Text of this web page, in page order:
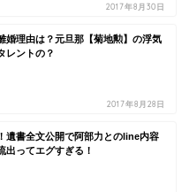
2017年8月30日
婚理由は？元旦那【菊地勲】の浮気
レントの？
2017年8月28日
遺書全文公開で阿部力とのline内容
出ってエグすぎる！